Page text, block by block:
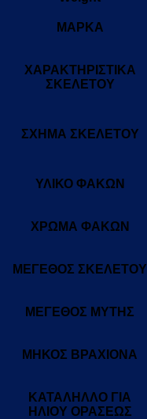
ΜΑΡΚΑ
ΧΑΡΑΚΤΗΡΙΣΤΙΚΑ
ΣΚΕΛΕΤΟΥ
ΣΧΗΜΑ ΣΚΕΛΕΤΟΥ
ΥΛΙΚΟ ΦΑΚΩΝ
ΧΡΩΜΑ ΦΑΚΩΝ
ΜΕΓΕΘΟΣ ΣΚΕΛΕΤΟΥ
ΜΕΓΕΘΟΣ ΜΥΤΗΣ
ΜΗΚΟΣ ΒΡΑΧΙΟΝΑ
ΚΑΤΑΛΗΛΛΟ ΓΙΑ
ΗΛΙΟΥ ΟΡΑΣΕΩΣ